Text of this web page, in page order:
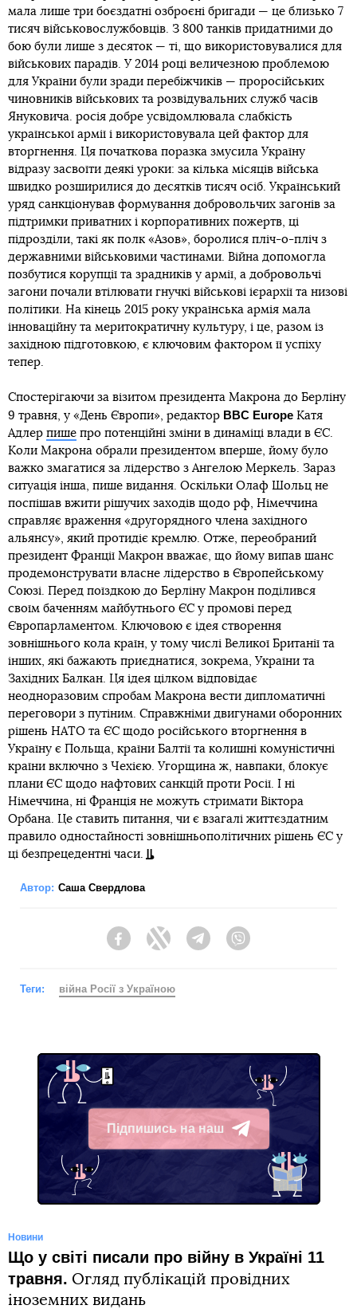
мала лише три боєздатні озброєні бригади — це близько 7
тисяч військовослужбовців. З 800 танків придатними до
бою були лише з десяток — ті, що використовувалися для
військових парадів. У 2014 році величезною проблемою
для України були зради перебіжчиків — проросійських
чиновників військових та розвідувальних служб часів
Януковича. росія добре усвідомлювала слабкість
української армії і використовувала цей фактор для
вторгнення. Ця початкова поразка змусила Україну
відразу засвоїти деякі уроки: за кілька місяців війська
швидко розширилися до десятків тисяч осіб. Український
уряд санкціонував формування добровольчих загонів за
підтримки приватних і корпоративних пожертв, ці
підрозділи, такі як полк «Азов», боролися пліч-о-пліч з
державними військовими частинами. Війна допомогла
позбутися корупції та зрадників у армії, а добровольчі
загони почали втілювати гнучкі військові ієрархії та низові
політики. На кінець 2015 року українська армія мала
інноваційну та меритократичну культуру, і це, разом із
західною підготовкою, є ключовим фактором її успіху
тепер.
Спостерігаючи за візитом президента Макрона до Берліну
9 травня, у «День Європи», редактор BBC Europe Катя
Адлер пише про потенційні зміни в динаміці влади в ЄС.
Коли Макрона обрали президентом вперше, йому було
важко змагатися за лідерство з Ангелою Меркель. Зараз
ситуація інша, пише видання. Оскільки Олаф Шольц не
поспішав вжити рішучих заходів щодо рф, Німеччина
справляє враження «другорядного члена західного
альянсу», який протидіє кремлю. Отже, переобраний
президент Франції Макрон вважає, що йому випав шанс
продемонструвати власне лідерство в Європейському
Союзі. Перед поїздкою до Берліну Макрон поділився
своїм баченням майбутнього ЄС у промові перед
Європарламентом. Ключовою є ідея створення
зовнішнього кола країн, у тому числі Великої Британії та
інших, які бажають приєднатися, зокрема, України та
Західних Балкан. Ця ідея цілком відповідає
неодноразовим спробам Макрона вести дипломатичні
переговори з путіним. Справжніми двигунами оборонних
рішень НАТО та ЄС щодо російського вторгнення в
Україну є Польща, країни Балтії та колишні комуністичні
країни включно з Чехією. Угорщина ж, навпаки, блокує
плани ЄС щодо нафтових санкцій проти Росії. І ні
Німеччина, ні Франція не можуть стримати Віктора
Орбана. Це ставить питання, чи є взагалі життєздатним
правило одностайності зовнішньополітичних рішень ЄС у
ці безпрецедентні часи.
Автор: Саша Свердлова
FacebookTwitter Telegram
Теги: війна Росії з Україною
Підпишись на наш
Telegram
Новини
Що у світі писали про війну в Україні 11
травня. Огляд публікацій провідних
іноземних видань